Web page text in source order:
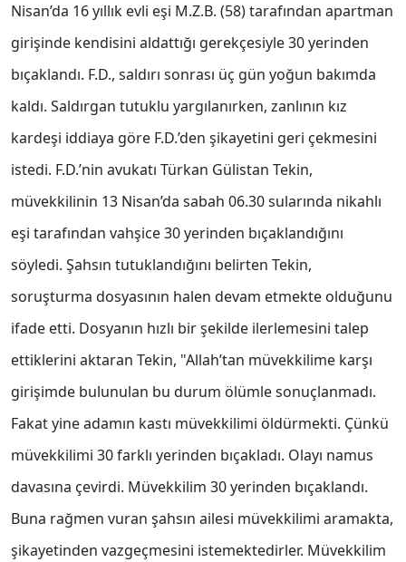
Nisan’da 16 yıllık evli eşi M.Z.B. (58) tarafından apartman
girişinde kendisini aldattığı gerekçesiyle 30 yerinden
bıçaklandı. F.D., saldırı sonrası üç gün yoğun bakımda
kaldı. Saldırgan tutuklu yargılanırken, zanlının kız
kardeşi iddiaya göre F.D.’den şikayetini geri çekmesini
istedi. F.D.’nin avukatı Türkan Gülistan Tekin,
müvekkilinin 13 Nisan’da sabah 06.30 sularında nikahlı
eşi tarafından vahşice 30 yerinden bıçaklandığını
söyledi. Şahsın tutuklandığını belirten Tekin,
soruşturma dosyasının halen devam etmekte olduğunu
ifade etti. Dosyanın hızlı bir şekilde ilerlemesini talep
ettiklerini aktaran Tekin, "Allah’tan müvekkilime karşı
girişimde bulunulan bu durum ölümle sonuçlanmadı.
Fakat yine adamın kastı müvekkilimi öldürmekti. Çünkü
müvekkilimi 30 farklı yerinden bıçakladı. Olayı namus
davasına çevirdi. Müvekkilim 30 yerinden bıçaklandı.
Buna rağmen vuran şahsın ailesi müvekkilimi aramakta,
şikayetinden vazgeçmesini istemektedirler. Müvekkilim